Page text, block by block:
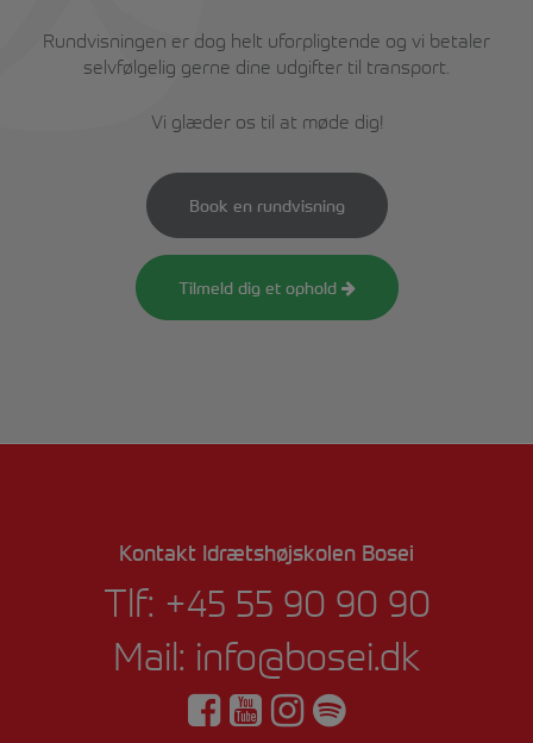
Rundvisningen er dog helt uforpligtende og vi betaler
selvfølgelig gerne dine udgifter til transport.
Vi glæder os til at møde dig!
Book en rundvisning
Tilmeld dig et ophold
Kontakt Idrætshøjskolen Bosei
Tlf: +45 55 90 90 90
Mail: info@bosei.dk